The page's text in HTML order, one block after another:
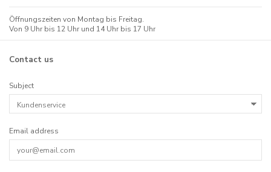
Öffnungszeiten von Montag bis Freitag.
Von 9 Uhr bis 12 Uhr und 14 Uhr bis 17 Uhr
Contact us
Subject
Email address